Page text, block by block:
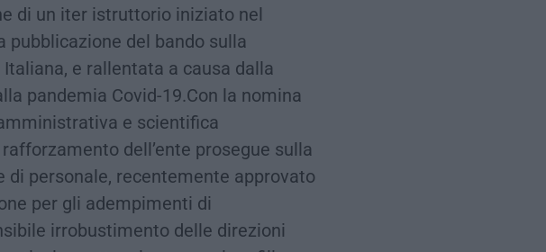
di un iter istruttorio iniziato nel
pubblicazione del bando sulla
e rallentata a causa dalla
pandemia Covid-19.Con la nomina
e scientifica
dell’ente prosegue sulla
di personale, recentemente approvato
per gli adempimenti di
irrobustimento delle direzioni